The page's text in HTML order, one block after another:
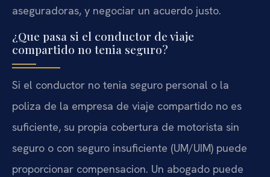
aseguradoras, y negociar un acuerdo justo.
¿Que pasa si el conductor de viaje
compartido no tenia seguro?
Si el conductor no tenia seguro personal o la
poliza de la empresa de viaje compartido no es
suficiente, su propia cobertura de motorista sin
seguro o con seguro insuficiente (UM/UIM) puede
proporcionar compensacion. Un abogado puede